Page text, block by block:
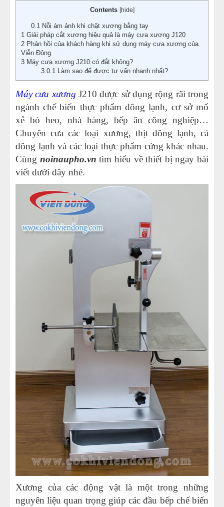
Contents [hide]
0.1 Nỗi ám ảnh khi chặt xương bằng tay
1 Giải pháp cắt xương hiệu quả là máy cưa xương J120
2 Phản hồi của khách hàng khi sử dụng máy cưa xương của
Viễn Đông
3 Máy cưa xương J210 có đắt không?
3.0.1 Làm sao để được tư vấn nhanh nhất?
Máy cưa xương J210 được sử dụng rộng rãi trong
ngành chế biến thực phẩm đông lạnh, cơ sở mổ
xẻ bò heo, nhà hàng, bếp ăn công nghiệp…
Chuyên cưa các loại xương, thịt đông lạnh, cá
đông lạnh và các loại thực phẩm cứng khác nhau.
Cùng noinaupho.vn tìm hiểu về thiết bị ngay bài
viết dưới đây nhé.
Xương của các động vật là một trong những
nguyên liệu quan trọng giúp các đầu bếp chế biến